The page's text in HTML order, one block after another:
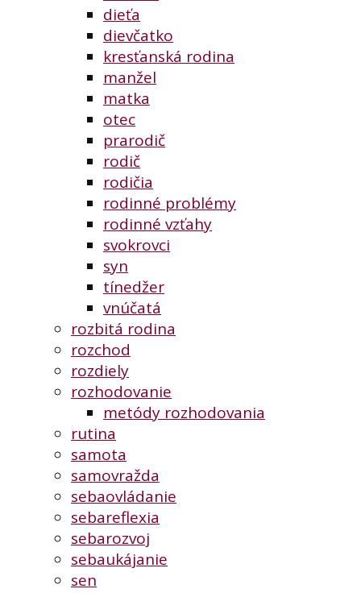
dieťa
dievčatko
kresťanská rodina
manžel
matka
otec
prarodič
rodič
rodičia
rodinné problémy
rodinné vzťahy
svokrovci
syn
tínedžer
vnúčatá
rozbitá rodina
rozchod
rozdiely
rozhodovanie
metódy rozhodovania
rutina
samota
samovražda
sebaovládanie
sebareflexia
sebarozvoj
sebaukájanie
sen